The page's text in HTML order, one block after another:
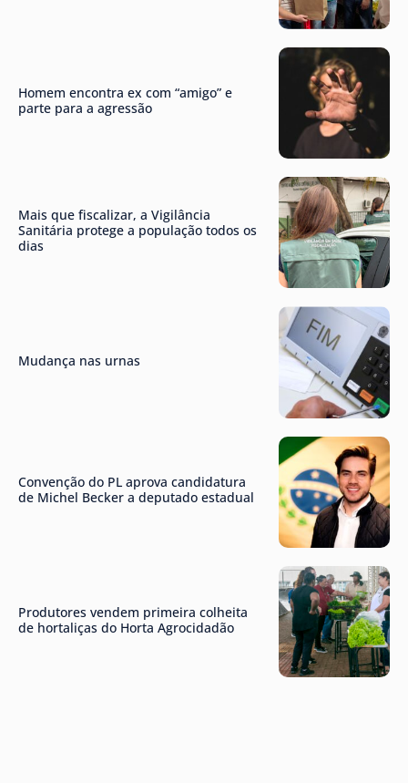
Homem encontra ex com “amigo” e
parte para a agressão
Mais que fiscalizar, a Vigilância
Sanitária protege a população todos os
dias
Mudança nas urnas
Convenção do PL aprova candidatura
de Michel Becker a deputado estadual
Produtores vendem primeira colheita
de hortaliças do Horta Agrocidadão